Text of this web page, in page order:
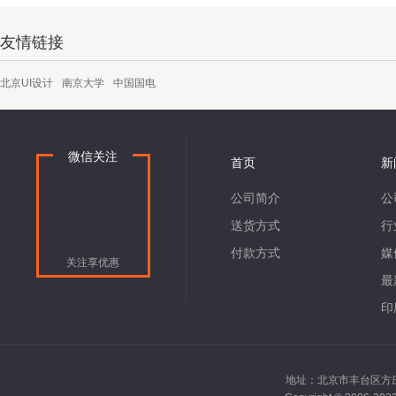
友情链接
北京UI设计 南京大学 中国国电
微信关注
关注享优惠
首页
公司简介
送货方式
付款方式
公
行
媒
最
地址：北京市丰台区